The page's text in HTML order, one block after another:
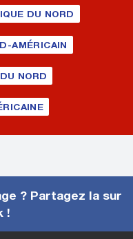
DU NORD
AMÉRICAIN
NORD
? Partagez la sur
!